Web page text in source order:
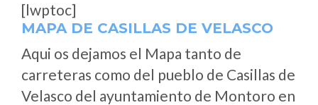
[lwptoc]
MAPA DE CASILLAS DE VELASCO
Aqui os dejamos el Mapa tanto de
carreteras como del pueblo de Casillas de
Velasco del ayuntamiento de Montoro en